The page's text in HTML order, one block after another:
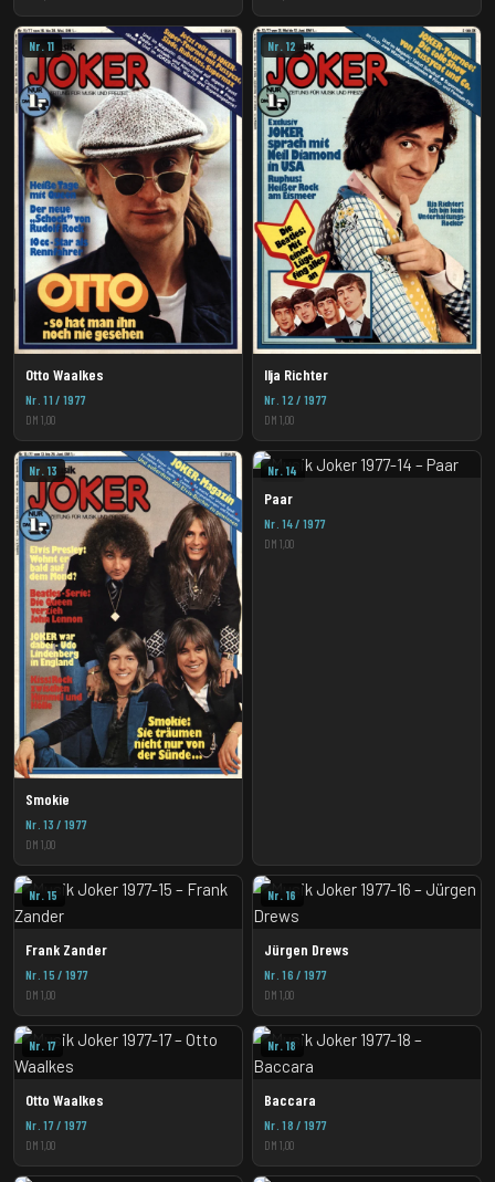
Nr. 11
Otto Waalkes
Nr. 11 / 1977
DM 1,00
Nr. 12
Ilja Richter
Nr. 12 / 1977
DM 1,00
Nr. 13
Smokie
Nr. 13 / 1977
DM 1,00
Nr. 14
Paar
Nr. 14 / 1977
DM 1,00
Nr. 15
Frank Zander
Nr. 15 / 1977
DM 1,00
Nr. 16
Jürgen Drews
Nr. 16 / 1977
DM 1,00
Nr. 17
Otto Waalkes
Nr. 17 / 1977
DM 1,00
Nr. 18
Baccara
Nr. 18 / 1977
DM 1,00